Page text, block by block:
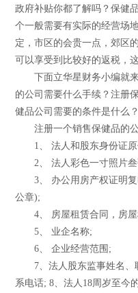
政府补贴你都了解吗？保健
个一般需要有实际的经营场
定，市区的会贵一点，郊区
可以享受到比较好的返税，
下面立华星财务小编就来
的公司需要什么手续？注册
健品公司需要的条件是什么？
注册一个销售保健品的公
1、 法人和股东身份证原
2、 法人彩色一寸照片叁
3、 办公用房产权证明复
公章);
4、 房屋租赁合同，房屋
5、 业企名称;
6、 企业经营范围;
7、法人股东监事姓名、
系电话; 8、法人18周岁至今